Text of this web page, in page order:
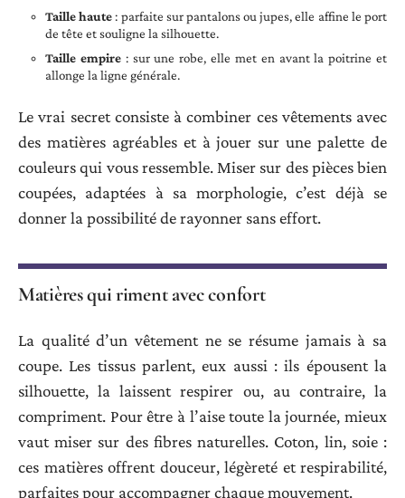
Taille haute: parfaite sur pantalons ou jupes, elle affine le port
de tête et souligne la silhouette.
Taille empire: sur une robe, elle met en avant la poitrine et
allonge la ligne générale.
Le vrai secret consiste à combiner ces vêtements avec
des matières agréables et à jouer sur une palette de
couleurs qui vous ressemble. Miser sur des pièces bien
coupées, adaptées à sa morphologie, c’est déjà se
donner la possibilité de rayonner sans effort.
Matières qui riment avec confort
La qualité d’un vêtement ne se résume jamais à sa
coupe. Les tissus parlent, eux aussi : ils épousent la
silhouette, la laissent respirer ou, au contraire, la
compriment. Pour être à l’aise toute la journée, mieux
vaut miser sur des fibres naturelles. Coton, lin, soie :
ces matières offrent douceur, légèreté et respirabilité,
parfaites pour accompagner chaque mouvement.